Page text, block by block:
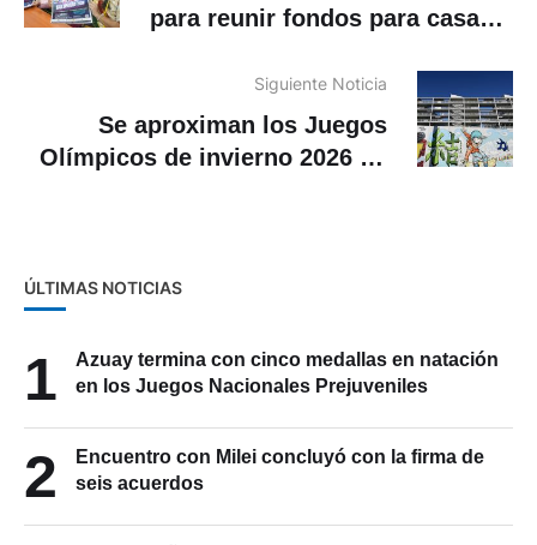
para reunir fondos para casa
de violenciaSiguiente Noticia
Se aproximan los Juegos
Olímpicos de invierno 2026 en
ÚLTIMAS NOTICIAS
1
Azuay termina con cinco medallas en natación
en los Juegos Nacionales Prejuveniles
2
Encuentro con Milei concluyó con la firma de
seis acuerdos